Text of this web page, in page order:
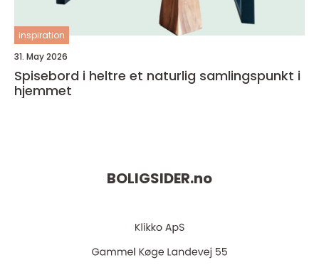
inspiration
31. May 2026
Spisebord i heltre et naturlig samlingspunkt i
hjemmet
BOLIGSIDER.no